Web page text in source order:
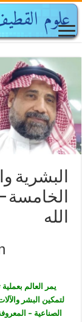
البشرية
الخامسة
الله
يمر العالم
لتمكين البشر